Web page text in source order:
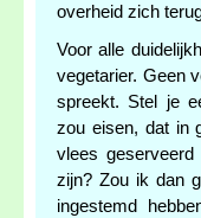
overheid zich
Voor alle
vegetarier. Geen
spreekt. Stel je
zou eisen, dat in
vlees
zijn? Zou ik dan
ingestemd